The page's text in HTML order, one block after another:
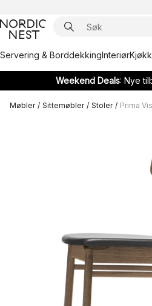
Servering & BorddekkingInteriør
Weekend Deals: Nye
Møbler / Sittemøbler / Stoler / Prima